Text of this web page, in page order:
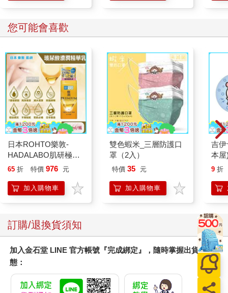
您可能會喜歡
日本ROHTO樂敦-
HADALABO肌研極潤
金緻7重玻尿酸高效保
140ml/金瓶(Premium
臉部肌膚護理乳霜,素
65 折 特價 976 元
加入購物車
雙色蝦米_三層防護口
罩（2入）
特價 35 元
加入購物車
吉
本屋
9 折
訂購/退換貨須知
加入金石堂 LINE 官方帳號『完成綁定』，隨時掌握出貨動
態：